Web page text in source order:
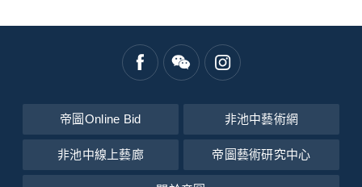
帝圖Online Bid 非池中藝術網
非池中線上藝廊 帝圖藝術研究中心